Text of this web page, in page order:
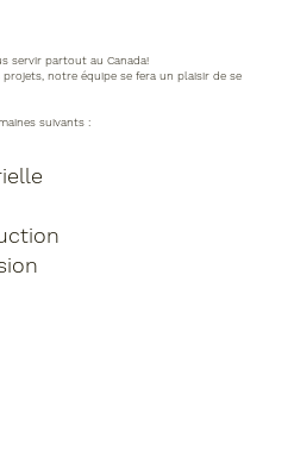
servir partout au Canada!
notre équipe se fera un plaisir de se
suivants :